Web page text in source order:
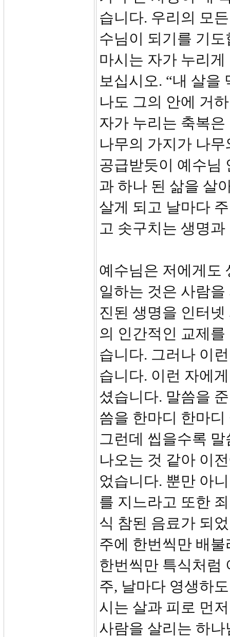
습니다. 우리의 모
수님이 되기를 기
마시는 자가 누리
보십시오. “내 살을
나도 그의 안에 거
자가 누리는 축복
나무의 가지가 나
공급받듯이 예수님
과 하나 된 삶을 살
살게 되고 날마다
고 솟구치는 생명
예수님은 저에게도
일하는 것은 사람
진된 생명을 인터
의 인간적인 교제
습니다. 그러나 이
습니다. 이런 자에
셨습니다. 말씀을
씀을 한마디 한마
그런데 씹을수록
나오는 것 같아 이
었습니다. 뿐만 아
를 지느라고 또한
식 참된 음료가 되
주에 한번씩만 배
한번씩만 특식처럼
주, 날마다 영생하
시는 살과 피로 먼
사람을 살리는 하